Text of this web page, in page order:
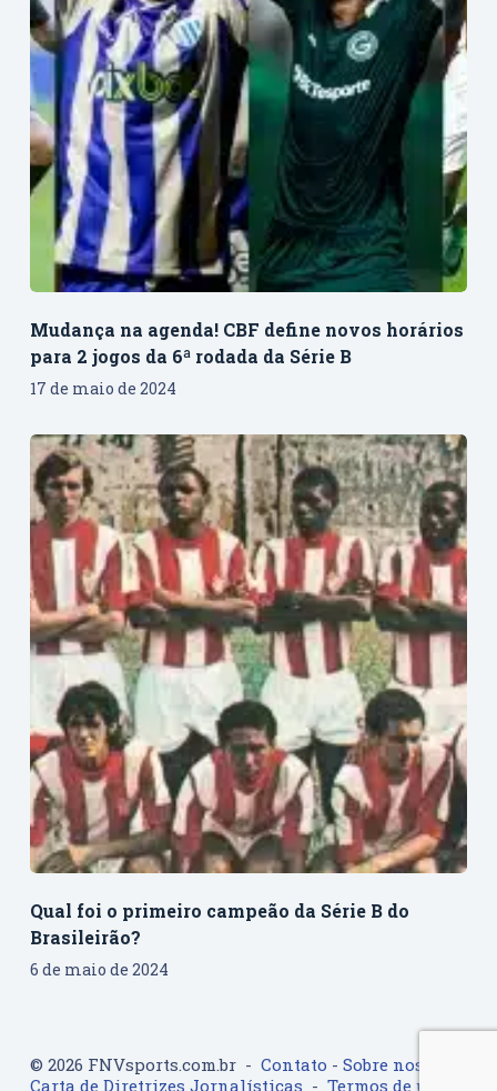
Mudança na agenda! CBF define novos horários
para 2 jogos da 6ª rodada da Série B
17 de maio de 2024
Qual foi o primeiro campeão da Série B do
Brasileirão?
6 de maio de 2024
© 2026 FNVsports.com.br - Contato - Sobre nos
Carta de Diretrizes Jornalísticas - Termos de uso